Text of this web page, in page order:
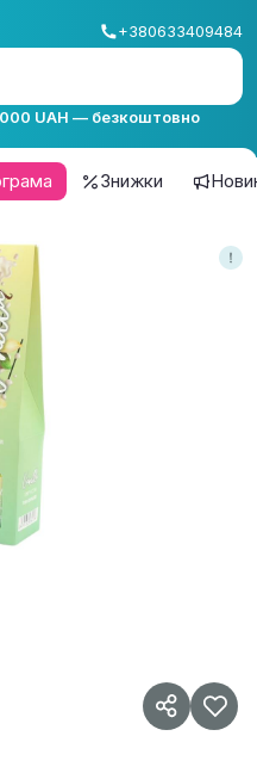
+380633409484
UAH — безкоштовно
Знижки